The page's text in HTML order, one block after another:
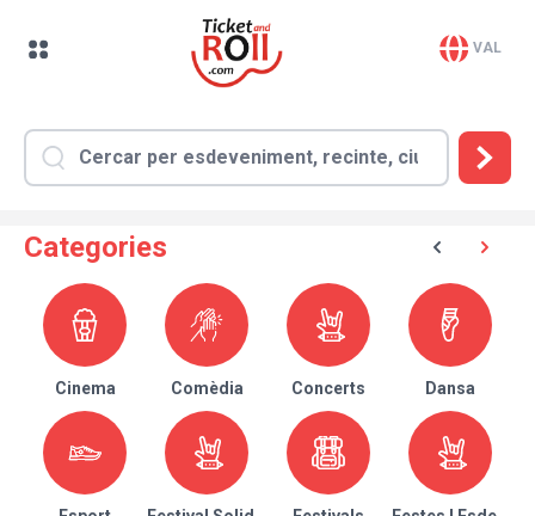
VAL
Categories
Cinema Comèdia Concerts Dansa